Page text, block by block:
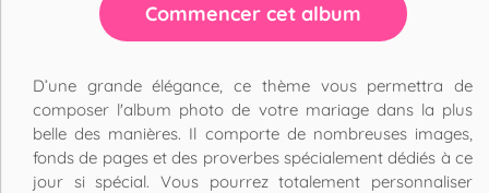
Commencer cet album
D’une grande élégance, ce thème vous permettra de
composer l'album photo de votre mariage dans la plus
belle des manières. Il comporte de nombreuses images,
fonds de pages et des proverbes spécialement dédiés à ce
jour si spécial. Vous pourrez totalement personnaliser